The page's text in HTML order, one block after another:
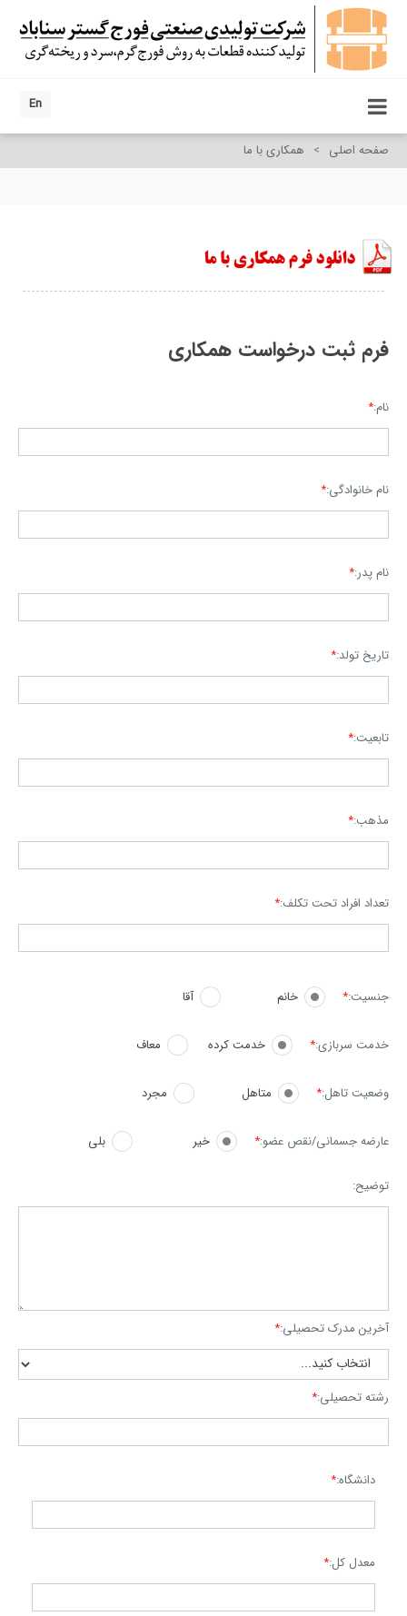
En
صفحه اصلی > همکاری با ما
فرم ثبت درخواست همکاری
نام:*
نام خانوادگی:*
نام پدر:*
تاریخ تولد:*
تابعیت:*
مذهب:*
تعداد افراد تحت تکلف:*
جنسیت:* خانم آقا
خدمت سربازی:* خدمت کرده معاف
وضعیت تاهل:* متاهل مجرد
عارضه جسمانی/نقص عضو:* خیر بلی
توضیح:
آخرین مدرک تحصیلی:*
رشته تحصیلی:*
دانشگاه:*
معدل کل:*